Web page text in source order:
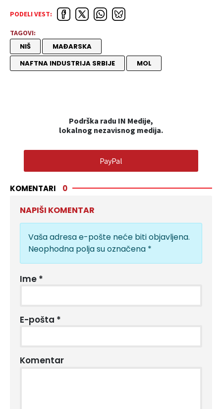
PODELI VEST:
TAGOVI:
NIŠ
MAĐARSKA
NAFTNA INDUSTRIJA SRBIJE
MOL
Podrška radu IN Medije,
lokalnog nezavisnog medija.
PayPal
KOMENTARI 0
NAPIŠI KOMENTAR
Vaša adresa e-pošte neće biti objavljena.
Neophodna polja su označena *
Ime *
E-pošta *
Komentar